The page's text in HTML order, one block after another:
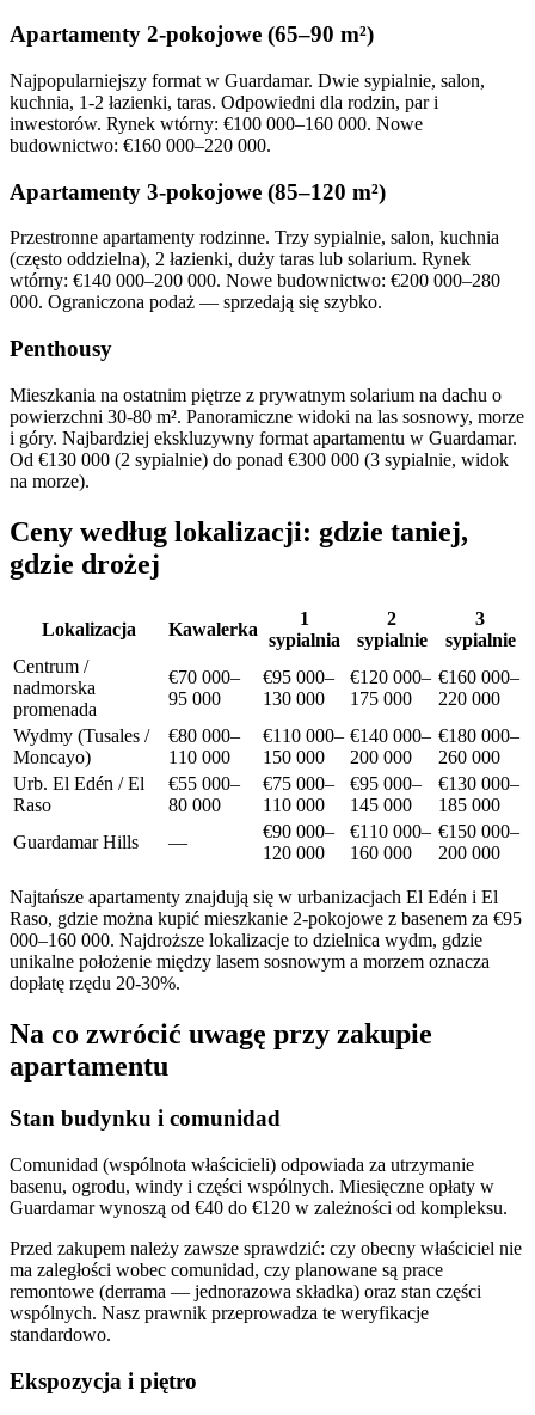
Apartamenty 2-pokojowe (65–90 m²)
Najpopularniejszy format w Guardamar. Dwie sypialnie, salon,
kuchnia, 1-2 łazienki, taras. Odpowiedni dla rodzin, par i
inwestorów. Rynek wtórny: €100 000–160 000. Nowe
budownictwo: €160 000–220 000.
Apartamenty 3-pokojowe (85–120 m²)
Przestronne apartamenty rodzinne. Trzy sypialnie, salon, kuchnia
(często oddzielna), 2 łazienki, duży taras lub solarium. Rynek
wtórny: €140 000–200 000. Nowe budownictwo: €200 000–280
000. Ograniczona podaż — sprzedają się szybko.
Penthousy
Mieszkania na ostatnim piętrze z prywatnym solarium na dachu o
powierzchni 30-80 m². Panoramiczne widoki na las sosnowy, morze
i góry. Najbardziej ekskluzywny format apartamentu w Guardamar.
Od €130 000 (2 sypialnie) do ponad €300 000 (3 sypialnie, widok
na morze).
Ceny według lokalizacji: gdzie taniej,
gdzie drożej
Lokalizacja Kawalerka
1
sypialnia
2
sypialnie
3
sypialnie
Centrum /
nadmorska
promenada
€70 000–
95 000
€95 000–
130 000
€120 000–
175 000
€160 000–
220 000
Wydmy (Tusales /
Moncayo)
€80 000–
110 000
€110 000–
150 000
€140 000–
200 000
€180 000–
260 000
Urb. El Edén / El
Raso
€55 000–
80 000
€75 000–
110 000
€95 000–
145 000
€130 000–
185 000
Guardamar Hills
—
€90 000–
120 000
€110 000–
160 000
€150 000–
200 000
Najtańsze apartamenty znajdują się w urbanizacjach El Edén i El
Raso, gdzie można kupić mieszkanie 2-pokojowe z basenem za €95
000–160 000. Najdroższe lokalizacje to dzielnica wydm, gdzie
unikalne położenie między lasem sosnowym a morzem oznacza
dopłatę rzędu 20-30%.
Na co zwrócić uwagę przy zakupie
apartamentu
Stan budynku i comunidad
Comunidad (wspólnota właścicieli) odpowiada za utrzymanie
basenu, ogrodu, windy i części wspólnych. Miesięczne opłaty w
Guardamar wynoszą od €40 do €120 w zależności od kompleksu.
Przed zakupem należy zawsze sprawdzić: czy obecny właściciel nie
ma zaległości wobec comunidad, czy planowane są prace
remontowe (derrama — jednorazowa składka) oraz stan części
wspólnych. Nasz prawnik przeprowadza te weryfikacje
standardowo.
Ekspozycja i piętro